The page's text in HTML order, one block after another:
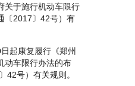
关于施行机动车限行
〔2017〕42号）有
康复履行《郑州
动车限行办法的布
42号）有关规则。